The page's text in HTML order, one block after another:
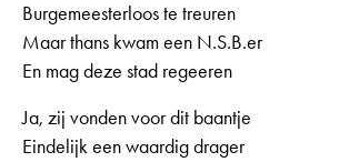
Burgemeesterloos te treuren
Maar thans kwam een N.S.B.er
En mag deze stad regeeren
Ja, zij vonden voor dit baantje
Eindelijk een waardig drager